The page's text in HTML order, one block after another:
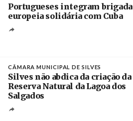
Portugueses integram brigada
europeia solidária com Cuba
CÂMARA MUNICIPAL DE SILVES
Silves não abdica da criação da
Reserva Natural da Lagoa dos
Salgados